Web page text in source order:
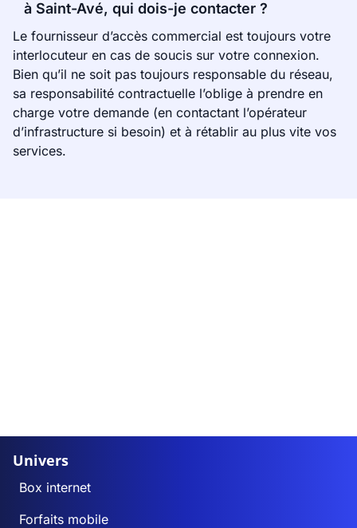
à Saint-Avé, qui dois-je contacter ?
Le fournisseur d’accès commercial est toujours votre
interlocuteur en cas de soucis sur votre connexion.
Bien qu’il ne soit pas toujours responsable du réseau,
sa responsabilité contractuelle l’oblige à prendre en
charge votre demande (en contactant l’opérateur
d’infrastructure si besoin) et à rétablir au plus vite vos
services.
Univers
Box internet
Forfaits mobile